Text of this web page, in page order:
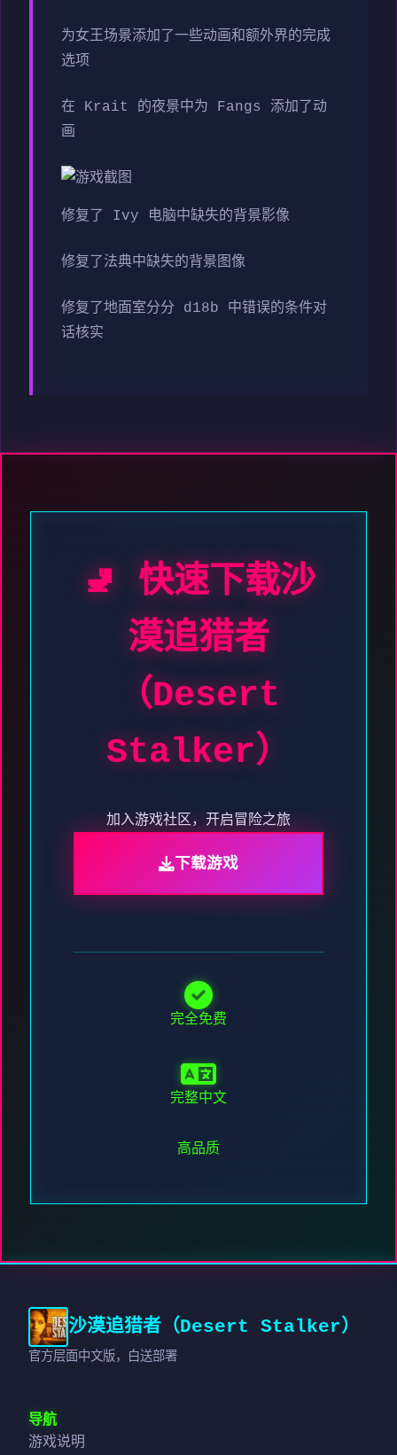
为女王场景添加了一些动画和额外界的完成
选项
在 Krait 的夜景中为 Fangs 添加了动
画
修复了 Ivy 电脑中缺失的背景影像
修复了法典中缺失的背景图像
修复了地面室分分 d18b 中错误的条件对
话核实
🚽 快速下载沙
漠追猎者
（Desert
Stalker）
加入游戏社区，开启冒险之旅
下载游戏
完全免费
完整中文
高品质
沙漠追猎者（Desert Stalker）
官方层面中文版，白送部署
导航
游戏说明